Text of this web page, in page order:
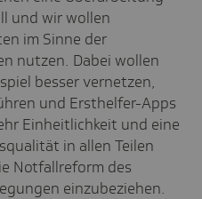
und wir wollen
im Sinne der
nutzen. Dabei wollen
besser vernetzen,
und Ersthelfer-Apps
Einheitlichkeit und eine
in allen Teilen
Notfallreform des
einzubeziehen.